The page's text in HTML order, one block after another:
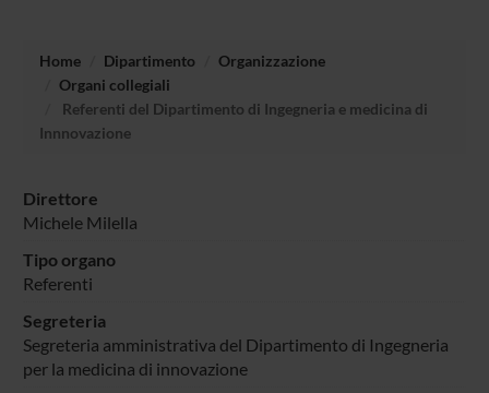
Home Dipartimento
Organizzazione
Organi collegiali
Referenti del Dipartimento di Ingegneria e medicina di
Innnovazione
Direttore
Michele Milella
Tipo organo
Referenti
Segreteria
Segreteria amministrativa del Dipartimento di Ingegneria
per la medicina di innovazione